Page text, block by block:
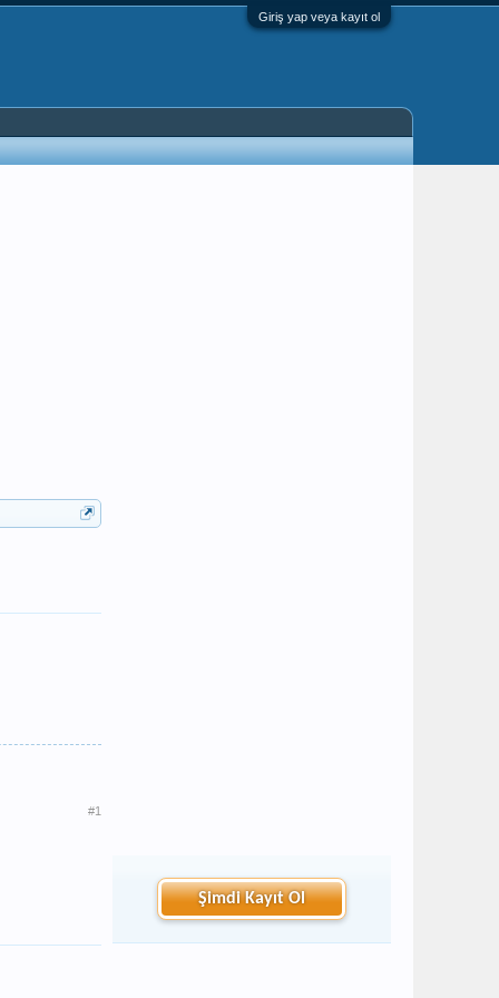
Giriş yap veya kayıt ol
#1
Şimdi Kayıt Ol